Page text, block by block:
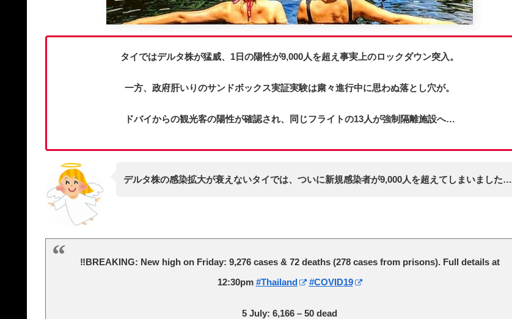
タイではデルタ株が猛威、1日の陽性が9,000人を超え事実上のロックダウン突入。
一方、政府肝いりのサンドボックス実証実験は粛々進行中に思わぬ落とし穴が。
ドバイからの観光客の陽性が確認され、同じフライトの13人が強制隔離施設へ…
デルタ株の感染拡大が衰えないタイでは、ついに新規感染者が9,000人を超えてしまいました…
‼️BREAKING: New high on Friday: 9,276 cases & 72 deaths (278 cases from prisons). Full details at
12:30pm #Thailand #COVID19
5 July: 6,166 – 50 dead